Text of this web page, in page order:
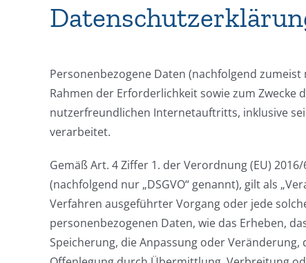
Personenbezogene Daten (nachfolgend
Rahmen der Erforderlichkeit sowie zum
nutzerfreundlichen Internetauftritts, inklusive
verarbeitet.
Gemäß Art. 4 Ziffer 1. der Verordnung (EU)
(nachfolgend nur „DSGVO“ genannt), gilt als
Verfahren ausgeführter Vorgang oder jede
personenbezogenen Daten, wie das Erheben,
Speicherung, die Anpassung oder